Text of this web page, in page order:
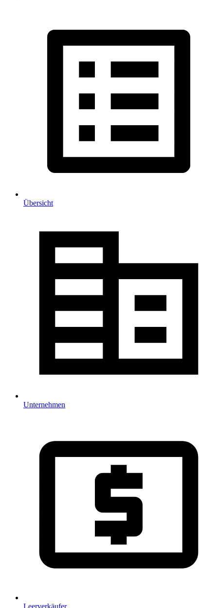
Übersicht
Unternehmen
Leerverkäufer